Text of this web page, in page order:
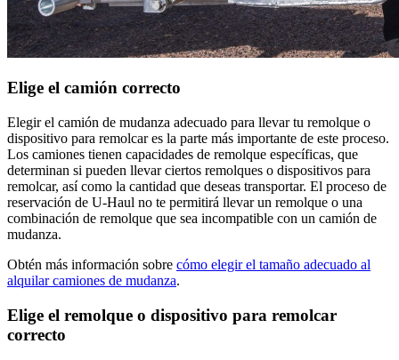
Elige el camión correcto
Elegir el camión de mudanza adecuado para llevar tu remolque o
dispositivo para remolcar es la parte más importante de este proceso.
Los camiones tienen capacidades de remolque específicas, que
determinan si pueden llevar ciertos remolques o dispositivos para
remolcar, así como la cantidad que deseas transportar. El proceso de
reservación de U-Haul no te permitirá llevar un remolque o una
combinación de remolque que sea incompatible con un camión de
mudanza.
Obtén más información sobre cómo elegir el tamaño adecuado al
alquilar camiones de mudanza.
Elige el remolque o dispositivo para remolcar
correcto